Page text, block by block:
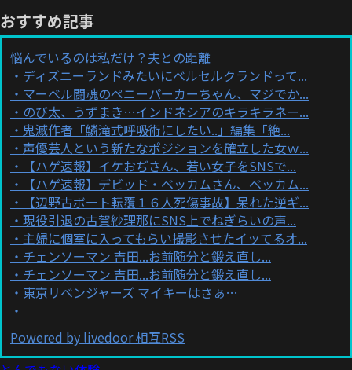
おすすめ記事
悩んでいるのは私だけ？夫との距離
ディズニーランドみたいにベルセルクランドって...
マーベル闘魂のペニーパーカーちゃん、マジでか...
のび太、うずまき…インドネシアのキラキラネー...
鬼滅作者「鱗滝式呼吸術にしたい..」編集「絶...
声優芸人という新たなポジションを確立した女ｗ...
【ハゲ速報】イケおぢさん、若い女子をSNSで...
【ハゲ速報】デビッド・ベッカムさん、ベッカム...
【辺野古ボート転覆１６人死傷事故】呆れた逆ギ...
現役引退の古賀紗理那にSNS上でねぎらいの声...
主婦に個室に入ってもらい撮影させたイッてるオ...
チェンソーマン 吉田...お前随分と鍛え直し...
チェンソーマン 吉田...お前随分と鍛え直し...
東京リベンジャーズ マイキーはさぁ…
Powered by livedoor 相互RSS